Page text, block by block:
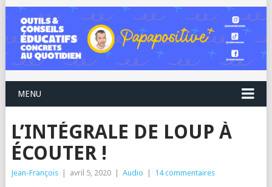
MENU
L’INTÉGRALE DE LOUP À
ÉCOUTER !
Jean-François avril 5, 2020 Audio 14 commentaires